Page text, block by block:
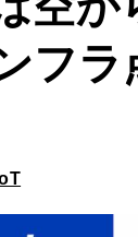
フラ